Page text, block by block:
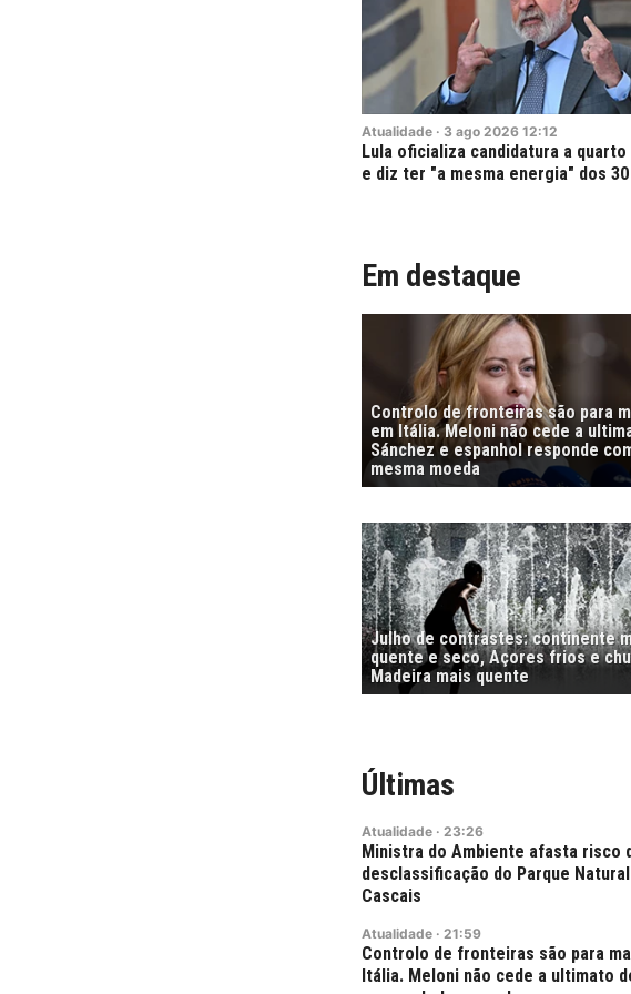
Atualidade · 3 ago 2026 12:12
Lula oficializa candidatura a quarto
e diz ter "a mesma energia" dos
Em destaque
Controlo de fronteiras são para
em Itália. Meloni não cede a
Sánchez e espanhol responde
mesma moeda
Julho de contrastes: continente
quente e seco, Açores frios e
Madeira mais quente
Últimas
Atualidade · 23:26
Ministra do Ambiente afasta risco
desclassificação do Parque
Cascais
Atualidade · 21:59
Controlo de fronteiras são para
Itália. Meloni não cede a ultimato